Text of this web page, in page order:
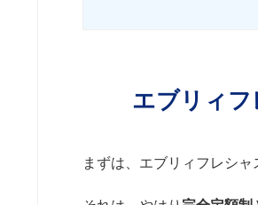
エブリィ
まずは、エブリィフレシ